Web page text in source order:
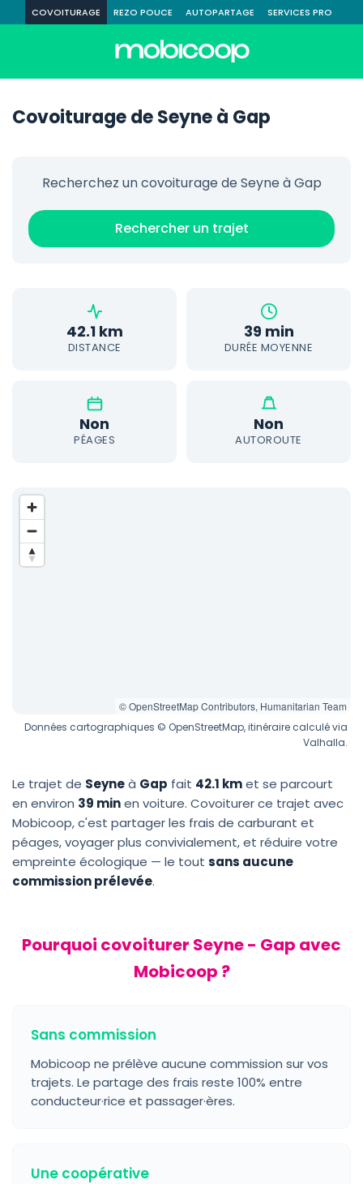
COVOITURAGE REZO POUCE AUTOPARTAGE SERVICES PRO
Covoiturage de Seyne à Gap
Recherchez un covoiturage de Seyne à Gap
Rechercher un trajet
42.1 km
DISTANCE
39 min
DURÉE MOYENNE
Non
PÉAGES
Non
AUTOROUTE
© OpenStreetMap Contributors, Humanitarian Team
Données cartographiques © OpenStreetMap, itinéraire calculé via
Valhalla.
Le trajet de Seyneà Gap fait 42.1 kmet se parcourt
en environ 39 minen voiture. Covoiturer ce trajet avec
Mobicoop, c'est partager les frais de carburant et
péages, voyager plus convivialement, et réduire votre
empreinte écologique — le tout sans aucune
commission prélevée.
Pourquoi covoiturer Seyne - Gap avec
Mobicoop ?
Sans commission
Mobicoop ne prélève aucune commission sur vos
trajets. Le partage des frais reste 100% entre
conducteur·rice et passager·ères.
Une coopérative